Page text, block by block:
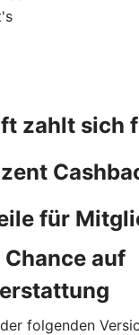
zahlt sich
für
auf
folgenden